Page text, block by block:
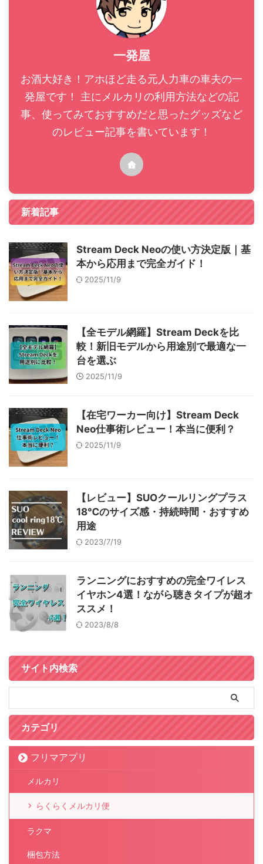
一発屋
お酒大好き！アホほど走る元人力車の車夫の一
発屋です！ 主にメルカリの利用方法などの記
事、使ってみておすすめだと思ったグッズなど
のレビュー記事を書いています！
新着記事
Stream Deck Neoの使い方決定版｜基
本から応用まで完全ガイド！
2025/11/9
【全モデル網羅】Stream Deckを比
較！新旧モデルから用途別で最適な一
台を選ぶ
2025/11/9
【在宅ワーカー向け】Stream Deck
Neo仕事術レビュー！本当に便利？
2025/11/9
【レビュー】SUOクールリングプラス
18℃のサイズ感・持続時間・おすすめ
用途
2023/7/19
ランニングにおすすめの完全ワイレス
イヤホン4選！ながら聴きタイプが超オ
ススメ！
2023/8/8
サイト内検索
カテゴリ
フリマアプリ
メルカリ
らくらくメルカリ便
ラクマ
梱包方法